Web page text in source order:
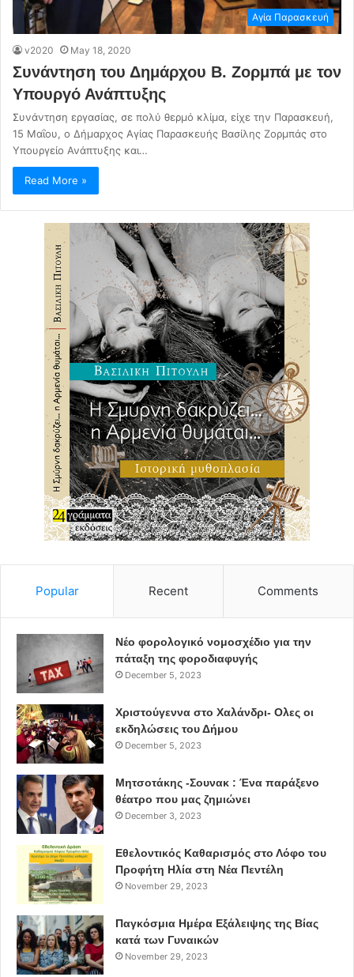
Αγία Παρασκευή
v2020 May 18, 2020
Συνάντηση του Δημάρχου Β. Ζορμπά με τον
Υπουργό Ανάπτυξης
Συνάντηση εργασίας, σε πολύ θερμό κλίμα, είχε την Παρασκευή,
15 Μαΐου, ο Δήμαρχος Αγίας Παρασκευής Βασίλης Ζορμπάς στο
Υπουργείο Ανάπτυξης και…
Read More »
Popular Recent Comments
Νέο φορολογικό νομοσχέδιο για την
πάταξη της φοροδιαφυγής
December 5, 2023
Χριστούγεννα στο Χαλάνδρι- Ολες οι
εκδηλώσεις του Δήμου
December 5, 2023
Μητσοτάκης -Σουνακ : Ένα παράξενο
θέατρο που μας ζημιώνει
December 3, 2023
Εθελοντικός Καθαρισμός στο Λόφο του
Προφήτη Ηλία στη Νέα Πεντέλη
November 29, 2023
Παγκόσμια Ημέρα Εξάλειψης της Βίας
κατά των Γυναικών
November 29, 2023